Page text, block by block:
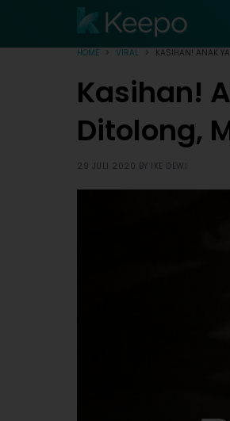
HOME VIRAL KASIHAN! ANAK
Kasihan!
Ditolong,
29 JULI 2020 BY IKE DEWI